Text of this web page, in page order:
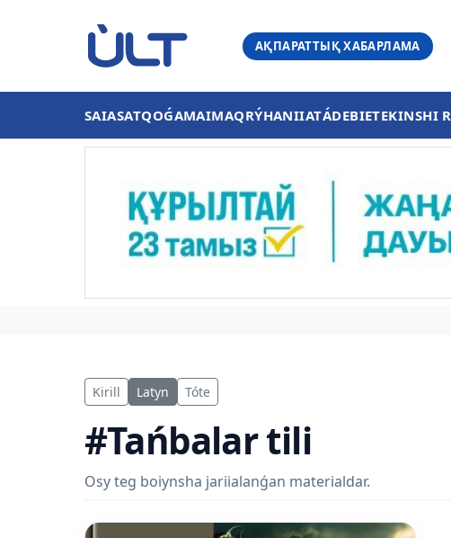
АҚПАРАТТЫҚ ХАБАРЛАМА
SAIASATQOǴAMAIMAQRÝHANIIATÁDEBIETEKINSHI
Kirill Latyn Tóte
#Tańbalar tili
Osy teg boiynsha jariialanǵan materialdar.